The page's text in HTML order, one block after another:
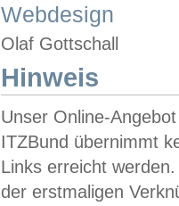
Webdesign
Olaf Gottschall
Hinweis
Unser Online-
ITZBund übernimmt
Links erreicht
der erstmaligen